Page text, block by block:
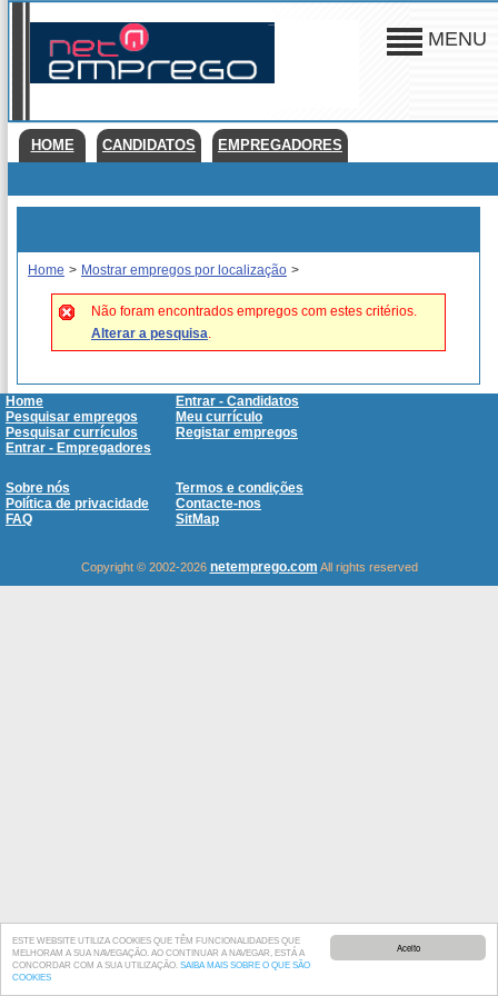
Aceito
ESTE WEBSITE UTILIZA COOKIES QUE TÊM FUNCIONALIDADES QUE
MELHORAM A SUA NAVEGAÇÃO. AO CONTINUAR A NAVEGAR, ESTÁ A
CONCORDAR COM A SUA UTILIZAÇÃO. SAIBA MAIS SOBRE O QUE SÃO
COOKIES
MENU
HOME CANDIDATOS EMPREGADORES
Home > Mostrar empregos por localização >
Não foram encontrados empregos com estes critérios.
Alterar a pesquisa.
Home
Entrar - Candidatos
Pesquisar empregos
Meu currículo
Pesquisar currículos
Registar empregos
Entrar - Empregadores
Sobre nós
Termos e condições
Política de privacidade
Contacte-nos
FAQ
SitMap
Copyright © 2002-2026 netemprego.com All rights reserved